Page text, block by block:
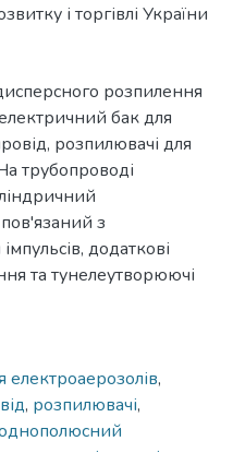
і торгівлі України
розпилення
бак для
розпилювачі для
трубопроводі
з
додаткові
та тунелеутворюючі
,
, розпилювачі,